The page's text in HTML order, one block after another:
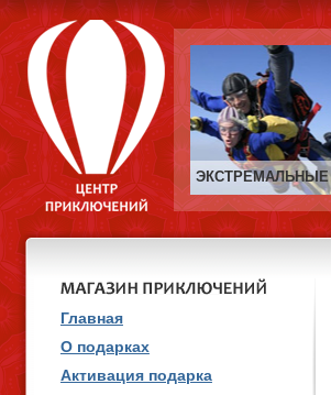
ЭКСТРЕМАЛЬНЫЕ
Главная
О подарках
Активация подарка